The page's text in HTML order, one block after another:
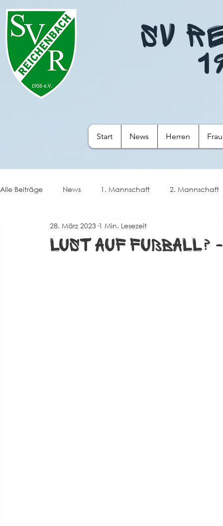
SV
Start News Herren
Alle Beiträge News 1. Mannschaft 2. Mannschaft
Spielberichte Herren 2 Corona
Lust auf Fußball? -
28. März 2023 1 Min. Lesezeit